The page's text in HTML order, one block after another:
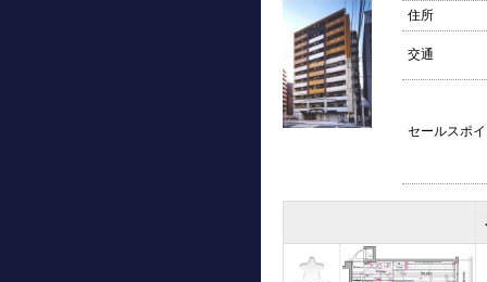
住所
交通
セールスポ